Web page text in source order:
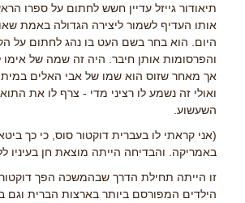
תיאודור גייזל עדיין חשש לחתום על ספרו
אותו העדיף לשמור ליצירה הגדולה באמת
היום. הוא בחר בשם העט בו נהג לחתום על
והפרסומות אותן חיבר. היה זה שמה של אימו
אך מאחר שזוס הוא שמו של אבי האלים
ואולי זה נשמע לו רציני מדי - צרף לו את
השעשוע.
(אני קראתי לו בעברית דוקטור סוס, כי כך
באמריקה. והבדיחה הייתה מוצאת חן בעיניו
זו הייתה תחילת הדרך שבהמשכה הפך
הילדים המפורסם ביותר בארצות הברית וגם